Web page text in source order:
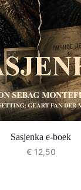
Sasjenka e-boek
€12,50